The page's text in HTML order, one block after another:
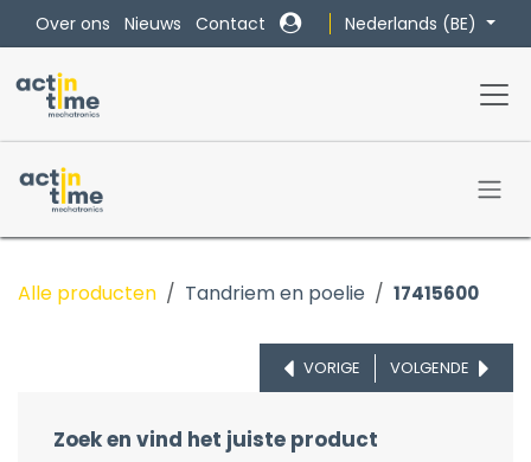
Overslaan naar inhoud
Over ons Nieuws Contact Nederlands (BE)
Alle producten Tandriem en poelie 17415600
VORIGE VOLGENDE
Zoek en vind het juiste product